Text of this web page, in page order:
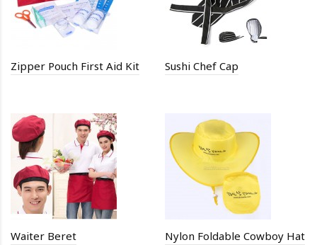
Zipper Pouch First Aid Kit Sushi Chef Cap
Waiter Beret Nylon Foldable Cowboy Hat